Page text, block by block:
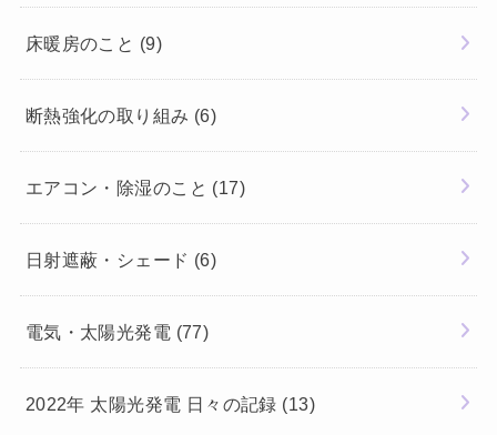
床暖房のこと (9)
断熱強化の取り組み (6)
エアコン・除湿のこと (17)
日射遮蔽・シェード (6)
電気・太陽光発電 (77)
2022年 太陽光発電 日々の記録 (13)